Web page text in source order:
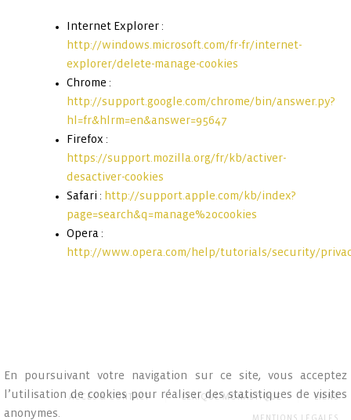
Internet Explorer :
http://windows.microsoft.com/fr-fr/internet-
explorer/delete-manage-cookies
Chrome :
http://support.google.com/chrome/bin/answer.py?
hl=fr&hlrm=en&answer=95647
Firefox :
https://support.mozilla.org/fr/kb/activer-
desactiver-cookies
Safari : http://support.apple.com/kb/index?
page=search&q=manage%20cookies
Opera :
http://www.opera.com/help/tutorials/security/
ACCÈS & CONTACT LEXIQUE MONASTIQUE LIENS
MENTIONS LÉGALES
En poursuivant votre navigation sur ce site, vous acceptez
l’utilisation de cookies pour réaliser des statistiques de visites
anonymes.